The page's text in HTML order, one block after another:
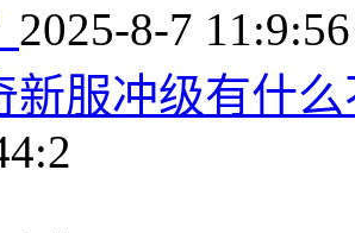
2025-8-7 11:9:56
新服冲级有什